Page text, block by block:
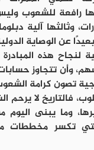
رافعة للشعوب
وثالثها آلية
عن الوصاية
لنجاح هذه
وأن تتجاوز
تصون كرامة
فالتاريخ لا يرحم
وما يبنى اليوم
تكسر مخططات